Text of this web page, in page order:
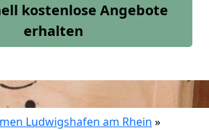
kostenlose Angebote
erhalten
Ludwigshafen am Rhein »